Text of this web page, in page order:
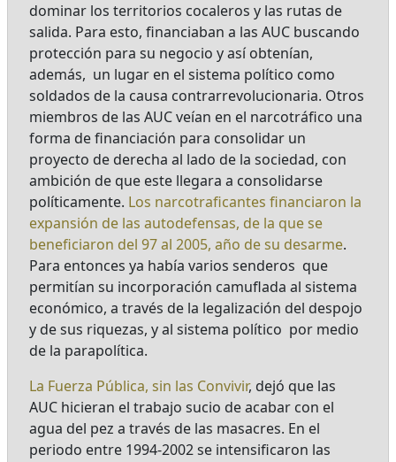
dominar los territorios cocaleros y las rutas de
salida. Para esto, financiaban a las AUC buscando
protección para su negocio y así obtenían,
además, un lugar en el sistema político como
soldados de la causa contrarrevolucionaria. Otros
miembros de las AUC veían en el narcotráfico una
forma de financiación para consolidar un
proyecto de derecha al lado de la sociedad, con
ambición de que este llegara a consolidarse
políticamente. Los narcotraficantes financiaron la
expansión de las autodefensas, de la que se
beneficiaron del 97 al 2005, año de su desarme.
Para entonces ya había varios senderos que
permitían su incorporación camuflada al sistema
económico, a través de la legalización del despojo
y de sus riquezas, y al sistema político por medio
de la parapolítica.
La Fuerza Pública, sin las Convivir, dejó que las
AUC hicieran el trabajo sucio de acabar con el
agua del pez a través de las masacres. En el
periodo entre 1994-2002 se intensificaron las